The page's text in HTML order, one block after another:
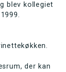
blev kollegiet
der kan